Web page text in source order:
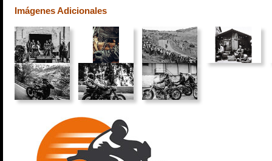
Imágenes Adicionales